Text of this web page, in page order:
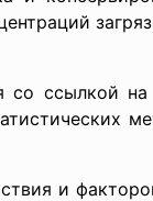
ссылкой
и